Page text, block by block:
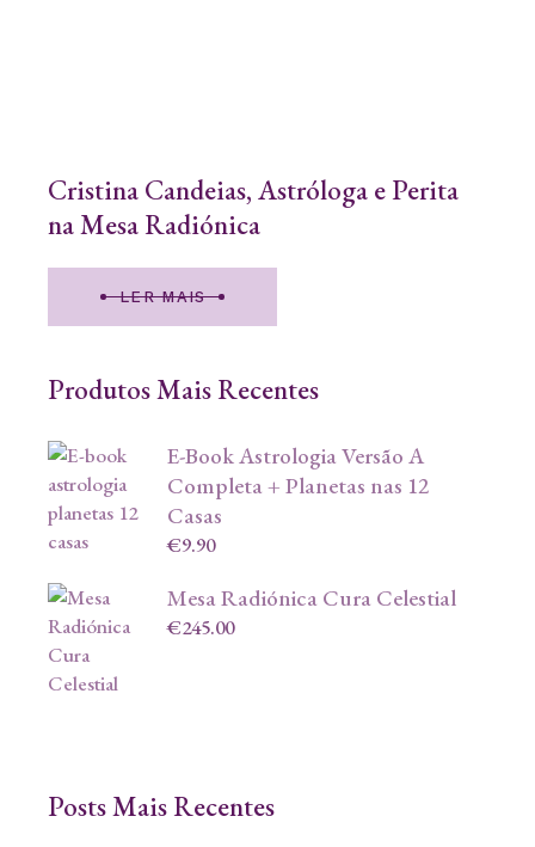
Cristina Candeias, Astróloga e Perita
na Mesa Radiónica
LER MAIS
Produtos Mais Recentes
E-Book Astrologia Versão A
Completa + Planetas nas 12
Casas
€9.90
Mesa Radiónica Cura Celestial
€245.00
Posts Mais Recentes